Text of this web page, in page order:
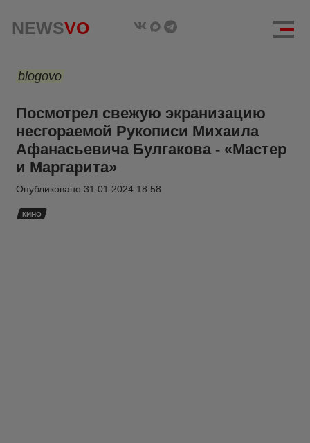
NEWSVO
blogovo
Посмотрел свежую экранизацию
несгораемой Рукописи Михаила
Афанасьевича Булгакова - «Мастер
и Маргарита»
Опубликовано 31.01.2024 18:58
КИНО